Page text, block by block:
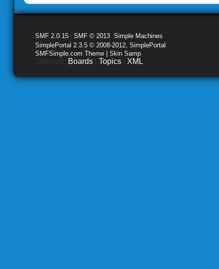
SMF 2.0.15 SMF © 2013 Simple Machines
SimplePortal 2.3.5 © 2008-2012, SimplePortal
SMFSimple.com Theme | Skin Samp
Boards Topics XML